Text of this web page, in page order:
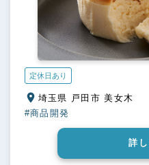
定休日あり
埼玉県 戸田市 美女木
#商品開発
詳